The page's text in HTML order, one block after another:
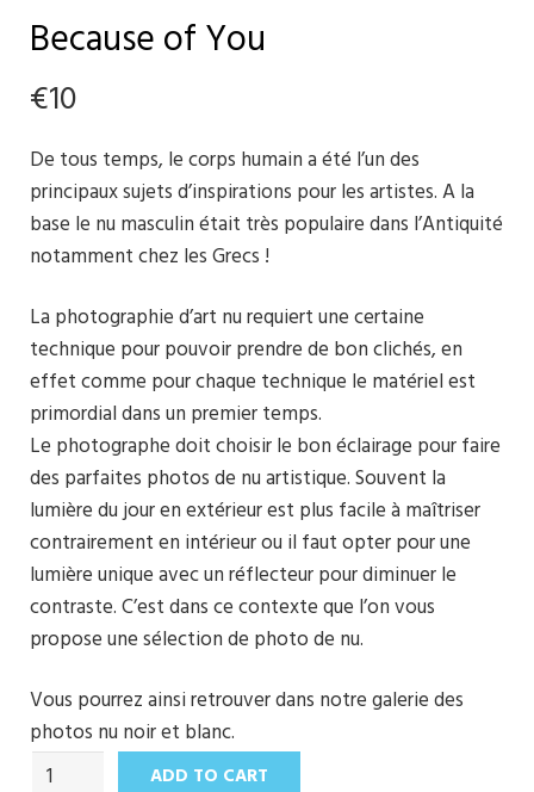
Because of You
€10
De tous temps, le corps humain a été l’un des
principaux sujets d’inspirations pour les artistes. A la
base le nu masculin était très populaire dans l’Antiquité
notamment chez les Grecs !
La photographie d’art nu requiert une certaine
technique pour pouvoir prendre de bon clichés, en
effet comme pour chaque technique le matériel est
primordial dans un premier temps.
Le photographe doit choisir le bon éclairage pour faire
des parfaites photos de nu artistique. Souvent la
lumière du jour en extérieur est plus facile à maîtriser
contrairement en intérieur ou il faut opter pour une
lumière unique avec un réflecteur pour diminuer le
contraste. C’est dans ce contexte que l’on vous
propose une sélection de photo de nu.
Vous pourrez ainsi retrouver dans notre galerie des
photos nu noir et blanc.
Because
ADD TO CART